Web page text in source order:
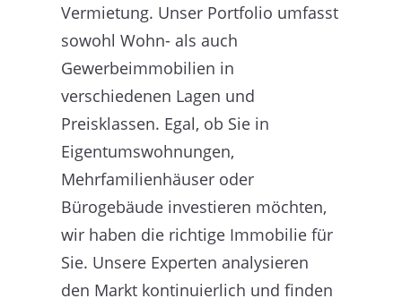
Vermietung. Unser Portfolio umfasst
sowohl Wohn- als auch
Gewerbeimmobilien in
verschiedenen Lagen und
Preisklassen. Egal, ob Sie in
Eigentumswohnungen,
Mehrfamilienhäuser oder
Bürogebäude investieren möchten,
wir haben die richtige Immobilie für
Sie. Unsere Experten analysieren
den Markt kontinuierlich und finden